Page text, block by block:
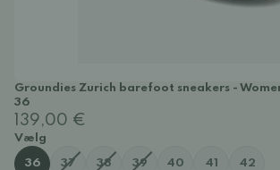
Groundies Zurich barefoot sneakers -
36
139,00 €
Vælg
36 37 38 39 40 41 42